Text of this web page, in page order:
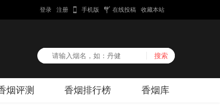
登录 注册 手机版 在线投稿 收藏本站
烟评测 香烟排行榜 香烟库